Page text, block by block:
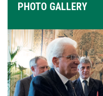
PHOTO GALLERY